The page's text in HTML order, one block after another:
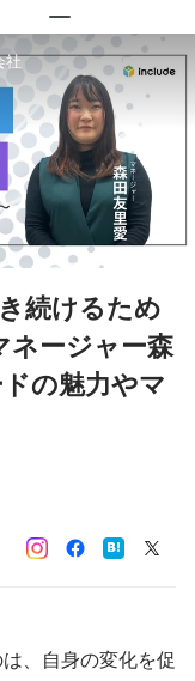
社
続けるため
ージャー森
の魅力やマ
、自身の変化を促